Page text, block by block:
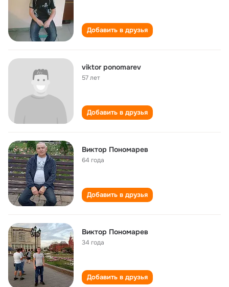
Добавить в друзья
viktor ponomarev
57 лет
Добавить в друзья
Виктор Пономарев
64 года
Добавить в друзья
Виктор Пономарев
34 года
Добавить в друзья